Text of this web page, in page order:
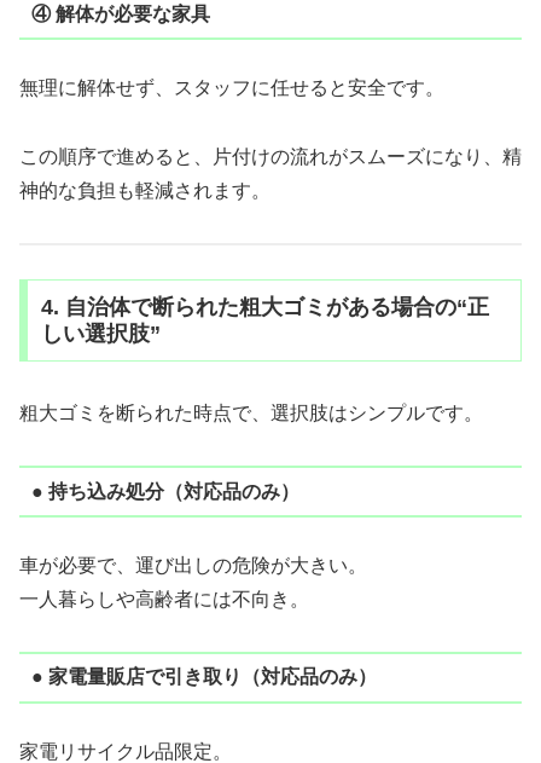
④ 解体が必要な家具
無理に解体せず、スタッフに任せると安全です。
この順序で進めると、片付けの流れがスムーズになり、精
神的な負担も軽減されます。
4. 自治体で断られた粗大ゴミがある場合の“正
しい選択肢”
粗大ゴミを断られた時点で、選択肢はシンプルです。
● 持ち込み処分（対応品のみ）
車が必要で、運び出しの危険が大きい。
一人暮らしや高齢者には不向き。
● 家電量販店で引き取り（対応品のみ）
家電リサイクル品限定。